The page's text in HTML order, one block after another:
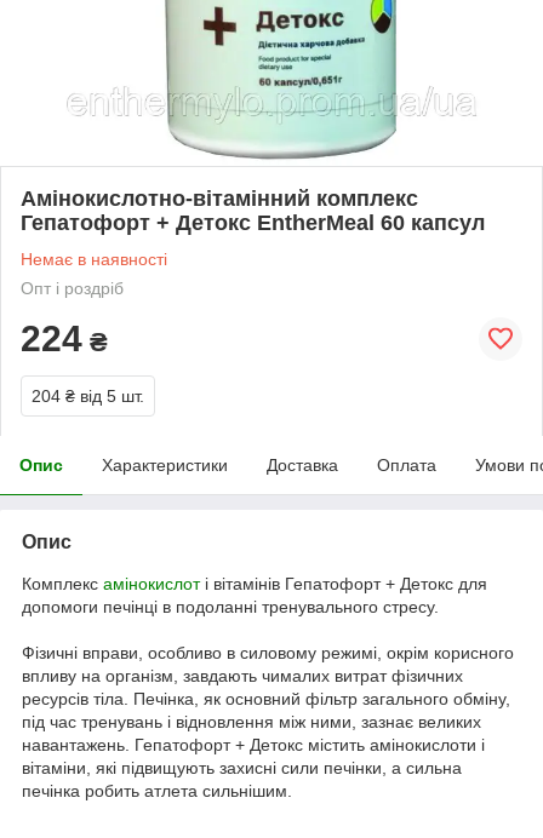
Амінокислотно-вітамінний комплекс
Гепатофорт + Детокс EntherMeal 60 капсул
Немає в наявності
Опт і роздріб
224 ₴
204 ₴ від 5 шт.
Опис Характеристики Доставка Оплата Умови
Опис
Комплекс амінокислоті вітамінів Гепатофорт + Детокс для
допомоги печінці в подоланні тренувального стресу.
Фізичні вправи, особливо в силовому режимі, окрім корисного
впливу на організм, завдають чималих витрат фізичних
ресурсів тіла. Печінка, як основний фільтр загального обміну,
під час тренувань і відновлення між ними, зазнає великих
навантажень. Гепатофорт + Детокс містить амінокислоти і
вітаміни, які підвищують захисні сили печінки, а сильна
печінка робить атлета сильнішим.